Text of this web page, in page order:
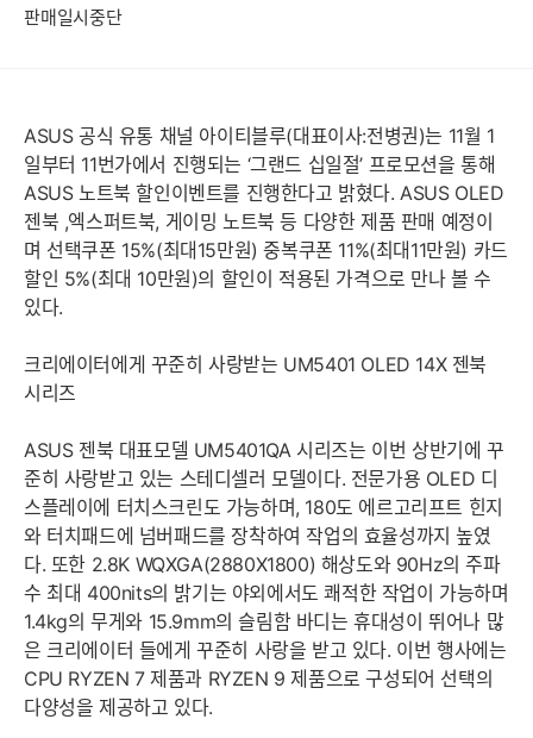
판매일시중단
ASUS 공식 유통 채널 아이티블루(대표이사:전병권)는 11월 1
일부터 11번가에서 진행되는 ‘그랜드 십일절’ 프로모션을 통해
ASUS 노트북 할인이벤트를 진행한다고 밝혔다. ASUS OLED
젠북 ,엑스퍼트북, 게이밍 노트북 등 다양한 제품 판매 예정이
며 선택쿠폰 15%(최대15만원) 중복쿠폰 11%(최대11만원) 카드
할인 5%(최대 10만원)의 할인이 적용된 가격으로 만나 볼 수
있다.
크리에이터에게 꾸준히 사랑받는 UM5401 OLED 14X 젠북
시리즈
ASUS 젠북 대표모델 UM5401QA 시리즈는 이번 상반기에 꾸
준히 사랑받고 있는 스테디셀러 모델이다. 전문가용 OLED 디
스플레이에 터치스크린도 가능하며, 180도 에르고리프트 힌지
와 터치패드에 넘버패드를 장착하여 작업의 효율성까지 높였
다. 또한 2.8K WQXGA(2880X1800) 해상도와 90Hz의 주파
수 최대 400nits의 밝기는 야외에서도 쾌적한 작업이 가능하며
1.4kg의 무게와 15.9mm의 슬림함 바디는 휴대성이 뛰어나 많
은 크리에이터 들에게 꾸준히 사랑을 받고 있다. 이번 행사에는
CPU RYZEN 7 제품과 RYZEN 9 제품으로 구성되어 선택의
다양성을 제공하고 있다.